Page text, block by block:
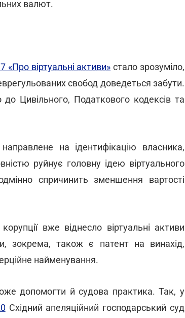
валют.
віртуальні активи» стало зрозуміло,
свобод доведеться забути.
Цивільного, Податкового кодексів та
на ідентифікацію власника,
руйнує головну ідею віртуального
спричинить зменшення вартості
вже віднесло віртуальні активи
зокрема, також є патент на винахід,
найменування.
допомогти й судова практика. Так, у
Східний апеляційний господарський суд